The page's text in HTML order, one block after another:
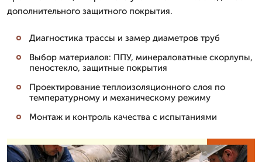
дополнительного защитного покрытия.
Диагностика трассы и замер диаметров труб
Выбор материалов: ППУ, минераловатные скорлупы,
пеностекло, защитные покрытия
Проектирование теплоизоляционного слоя по
температурному и механическому режиму
Монтаж и контроль качества с испытаниями